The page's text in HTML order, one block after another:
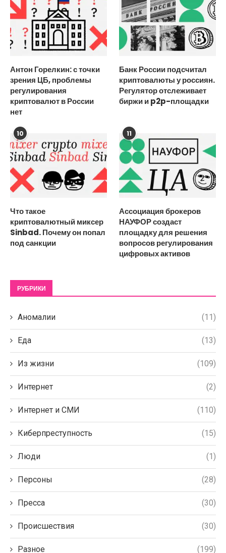
Антон Горелкин: с точки
зрения ЦБ, проблемы
регулирования
криптовалют в России
нет
Банк России подсчитал
криптовалюты у россиян.
Регулятор отслеживает
биржи и p2p-площадки
10
Что такое
криптовалютный миксер
Sinbad. Почему он попал
под санкции
11
Ассоциация брокеров
НАУФОР создаст
площадку для решения
вопросов регулирования
цифровых активов
РУБРИКИ
Аномалии (11)
Еда (13)
Из жизни (109)
Интернет (2)
Интернет и СМИ (110)
Киберпреступность (15)
Люди (1)
Персоны (28)
Пресса (30)
Происшествия (30)
Разное (199)